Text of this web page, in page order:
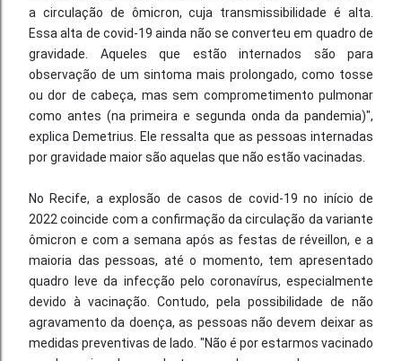
a circulação de ômicron, cuja transmissibilidade é alta.
Essa alta de covid-19 ainda não se converteu em quadro de
gravidade. Aqueles que estão internados são para
observação de um sintoma mais prolongado, como tosse
ou dor de cabeça, mas sem comprometimento pulmonar
como antes (na primeira e segunda onda da pandemia)",
explica Demetrius. Ele ressalta que as pessoas internadas
por gravidade maior são aquelas que não estão vacinadas.
No Recife, a explosão de casos de covid-19 no início de
2022 coincide com a confirmação da circulação da variante
ômicron e com a semana após as festas de réveillon, e a
maioria das pessoas, até o momento, tem apresentado
quadro leve da infecção pelo coronavírus, especialmente
devido à vacinação. Contudo, pela possibilidade de não
agravamento da doença, as pessoas não devem deixar as
medidas preventivas de lado. "Não é por estarmos vacinado